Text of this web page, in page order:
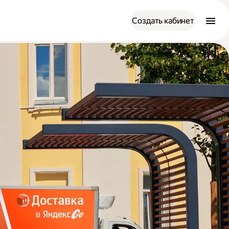
Создать кабинет